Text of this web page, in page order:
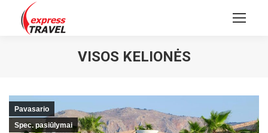
VISOS KELIONĖS
Pavasario
Spec. pasiūlymai